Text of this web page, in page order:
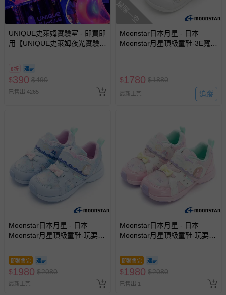
UNIQUE史萊姆實驗室 - 即買即
用【UNIQUE史萊姆夜光實驗室
訂單編號兌換，逾期作廢) (大
人小孩均一價(3歲以上需購票))
8折
$390 $490
已售出 4265
搶購一空
Moonstar日本月星 - 日本
Moonstar月星頂級童鞋-3E寬楦
$1780 $1880
最新上架 追蹤
Moonstar日本月星 - 日本
Moonstar月星頂級童鞋-玩耍系
鞋-藍-15~18cm
即將售完
$1980 $2080
最新上架
Moonstar日本月星 - 日本
Moonstar月星頂級童鞋-玩耍系
鞋-粉-15~18cm
即將售完
$1980 $2080
已售出 1